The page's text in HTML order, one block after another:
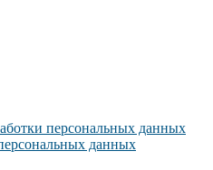
персональных данных
данных